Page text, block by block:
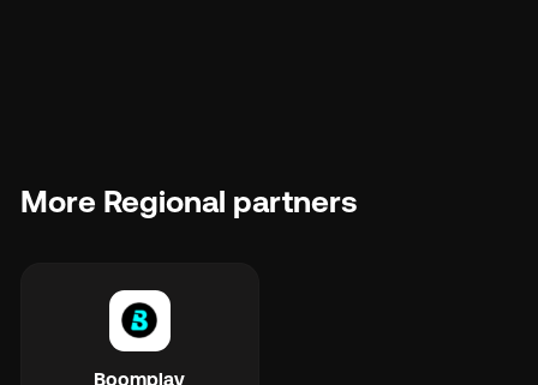
More Regional partners
Boomplay